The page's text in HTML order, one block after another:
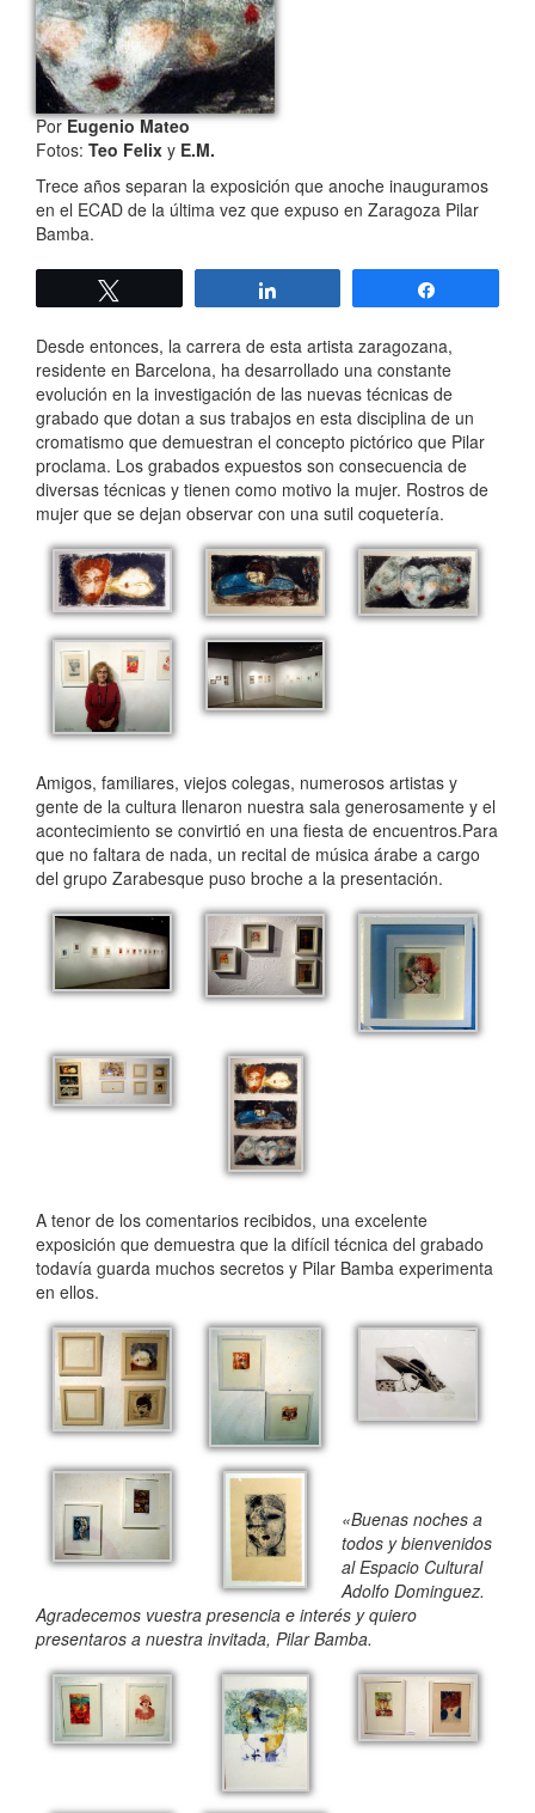
PorEugenio Mateo
Fotos: Teo Felix y E.M.
Trece años separan la exposición que anoche inauguramos
en el ECAD de la última vez que expuso en Zaragoza Pilar
Bamba.
Desde entonces, la carrera de esta artista zaragozana,
residente en Barcelona, ha desarrollado una constante
evolución en la investigación de las nuevas técnicas de
grabado que dotan a sus trabajos en esta disciplina de un
cromatismo que demuestran el concepto pictórico que Pilar
proclama. Los grabados expuestos son consecuencia de
diversas técnicas y tienen como motivo la mujer. Rostros de
mujer que se dejan observar con una sutil coquetería.
Amigos, familiares, viejos colegas, numerosos artistas y
gente de la cultura llenaron nuestra sala generosamente y el
acontecimiento se convirtió en una fiesta de encuentros.Para
que no faltara de nada, un recital de música árabe a cargo
del grupo Zarabesque puso broche a la presentación.
A tenor de los comentarios recibidos, una excelente
exposición que demuestra que la difícil técnica del grabado
todavía guarda muchos secretos y Pilar Bamba experimenta
en ellos.
«Buenas noches a
todos y bienvenidos
al Espacio Cultural
Adolfo Dominguez.
Agradecemos vuestra presencia e interés y quiero
presentaros a nuestra invitada, Pilar Bamba.